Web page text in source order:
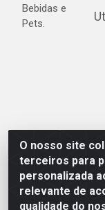
O nosso site
terceiros para
personalizada
relevante de
qualidade do
Bebidas e
Pets.
Cardeal
do Moura -